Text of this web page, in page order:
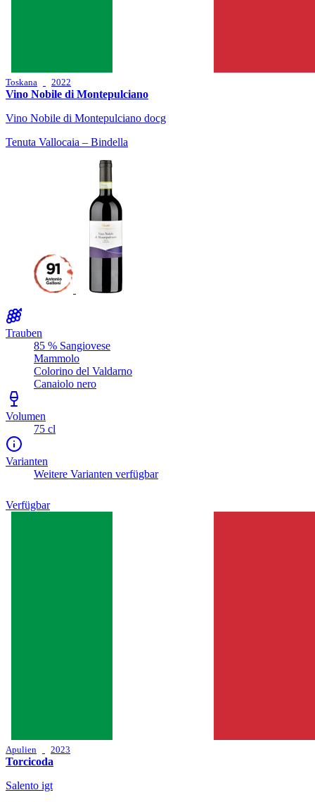
Toskana 2022
Vino Nobile di Montepulciano
Vino Nobile di Montepulciano docg
Tenuta Vallocaia – Bindella
Trauben
85 % Sangiovese
Mammolo
Colorino del Valdarno
Canaiolo nero
Volumen
75 cl
Varianten
Weitere Varianten verfügbar
Verfügbar
Apulien 2023
Torcicoda
Salento igt